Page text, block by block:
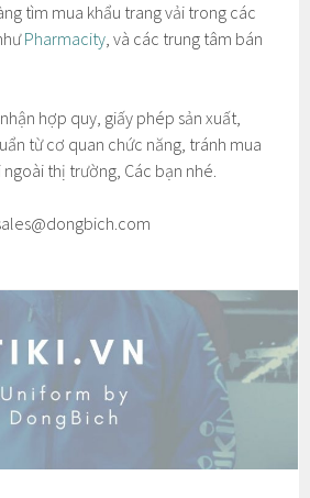
tìm mua khẩu trang vải trong các
Pharmacity, và các trung tâm bán
hợp quy, giấy phép sản xuất,
từ cơ quan chức năng, tránh mua
thị trường, Các bạn nhé.